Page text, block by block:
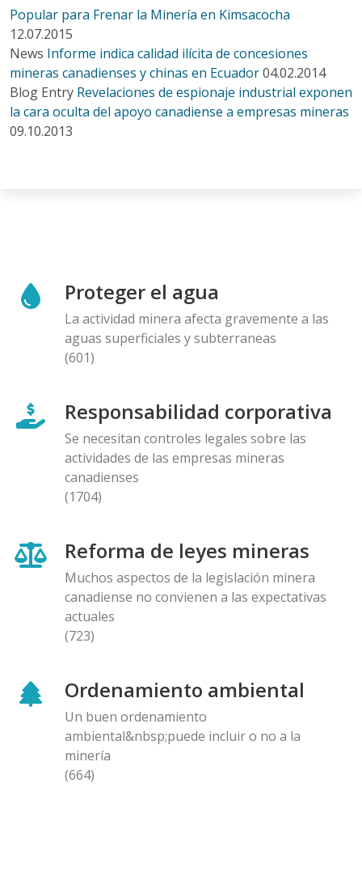
Popular para Frenar la Minería en Kimsacocha
12.07.2015
News Informe indica calidad ilícita de concesiones
mineras canadienses y chinas en Ecuador04.02.2014
Blog Entry Revelaciones de espionaje industrial exponen
la cara oculta del apoyo canadiense a empresas mineras
09.10.2013
Proteger el agua
La actividad minera afecta gravemente a las
aguas superficiales y subterraneas
(601)
Responsabilidad corporativa
Se necesitan controles legales sobre las
actividades de las empresas mineras
canadienses
(1704)
Reforma de leyes mineras
Muchos aspectos de la legislación minera
canadiense no convienen a las expectativas
actuales
(723)
Ordenamiento ambiental
Un buen ordenamiento
ambiental&nbsp;puede incluir o no a la
minería
(664)